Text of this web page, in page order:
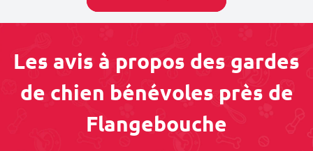
Les avis à propos des gardes
de chien bénévoles près de
Flangebouche